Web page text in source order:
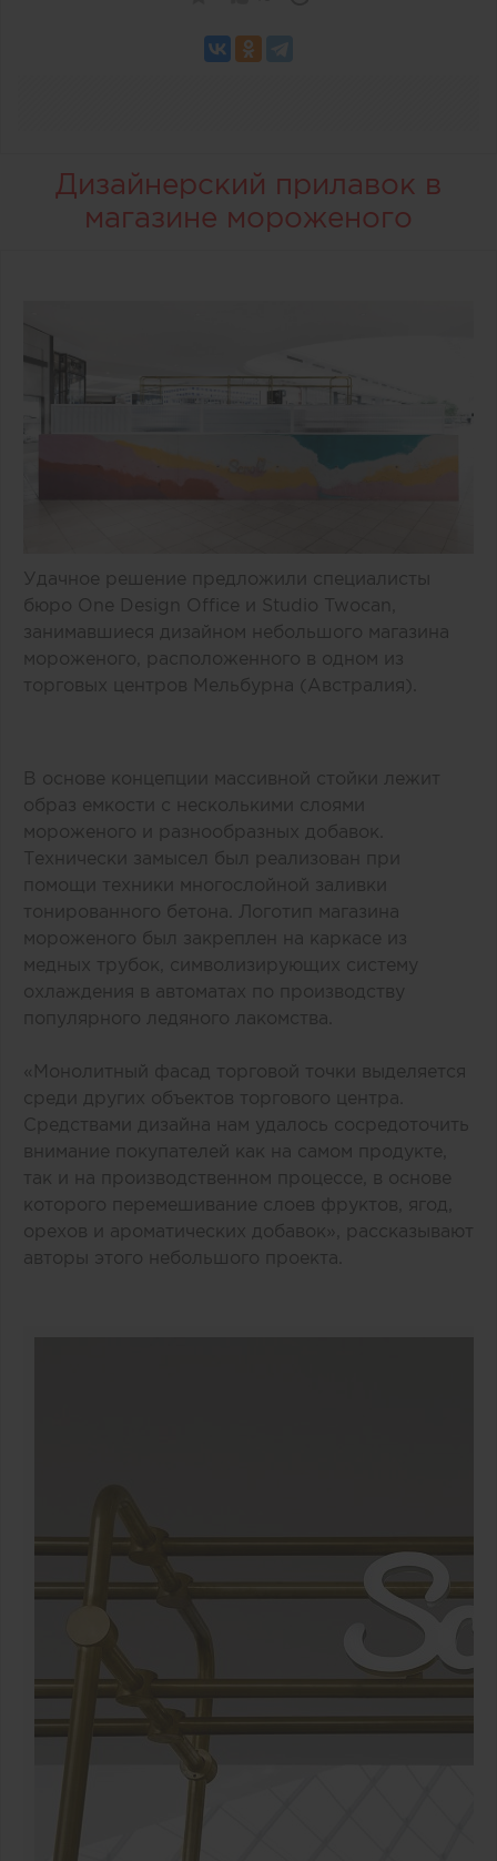
Дизайнерский прилавок в
магазине мороженого
Удачное решение предложили специалисты
бюро One Design Office и Studio Twocan,
занимавшиеся дизайном небольшого магазина
мороженого, расположенного в одном из
торговых центров Мельбурна (Австралия).
В основе концепции массивной стойки лежит
образ емкости с несколькими слоями
мороженого и разнообразных добавок.
Технически замысел был реализован при
помощи техники многослойной заливки
тонированного бетона. Логотип магазина
мороженого был закреплен на каркасе из
медных трубок, символизирующих систему
охлаждения в автоматах по производству
популярного ледяного лакомства.
«Монолитный фасад торговой точки выделяется
среди других объектов торгового центра.
Средствами дизайна нам удалось сосредоточить
внимание покупателей как на самом продукте,
так и на производственном процессе, в основе
которого перемешивание слоев фруктов, ягод,
орехов и ароматических добавок», рассказывают
авторы этого небольшого проекта.